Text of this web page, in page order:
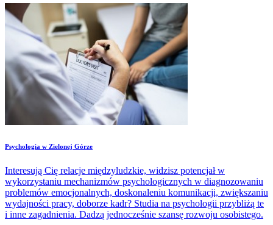
Psychologia w Zielonej Górze
Interesują Cię relacje międzyludzkie, widzisz potencjał w
wykorzystaniu mechanizmów psychologicznych w diagnozowaniu
problemów emocjonalnych, doskonaleniu komunikacji, zwiększaniu
wydajności pracy, doborze kadr? Studia na psychologii przybliżą te
i inne zagadnienia. Dadzą jednocześnie szansę rozwoju osobistego.